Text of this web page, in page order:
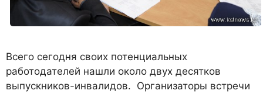
Всего сегодня своих потенциальных
работодателей нашли около двух десятков
выпускников-инвалидов. Организаторы встречи